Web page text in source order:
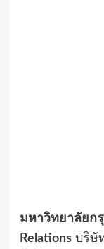
มหาวิทยาลัยก
Relationsบริษั